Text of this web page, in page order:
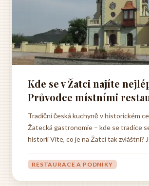
Kde se v Žatci najíte
Průvodce místními
Tradiční česká kuchyně v historickém
Žatecká gastronomie – kde se tradice
historií Víte, co je na Žatci tak zvláštní?
třeba jste poprvé. Když procházíte
RESTAURACE A PODNIKY